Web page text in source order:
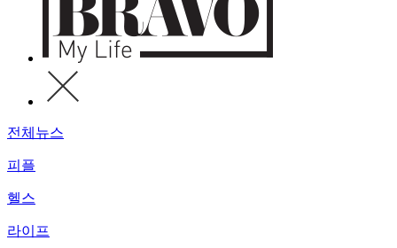
전체뉴스
피플
헬스
라이프